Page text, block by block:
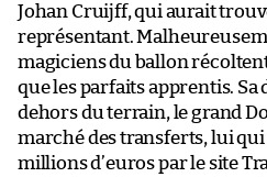
Johan Cruijff, qui aurait
représentant.
magiciens du ballon
que les parfaits apprentis. Sa
dehors du terrain, le grand
marché des transferts, lui qui
millions d’euros par le site